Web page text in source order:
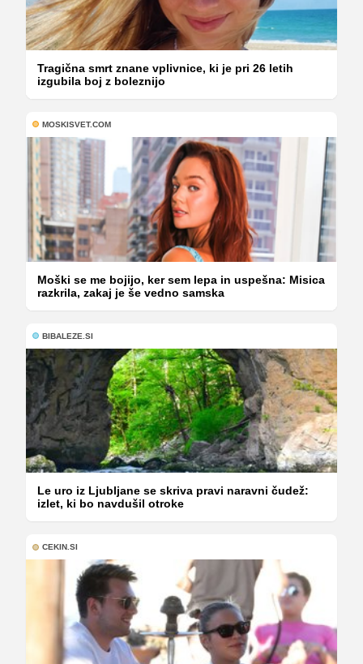
Tragična smrt znane vplivnice, ki je pri 26 letih
izgubila boj z boleznijo
MOSKISVET.COM
Moški se me bojijo, ker sem lepa in uspešna: Misica
razkrila, zakaj je še vedno samska
BIBALEZE.SI
Le uro iz Ljubljane se skriva pravi naravni čudež:
izlet, ki bo navdušil otroke
CEKIN.SI